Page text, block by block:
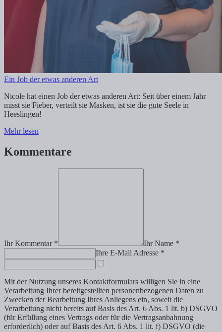
Ein Job der etwas anderen Art
Nicole hat einen Job der etwas anderen Art: Seit über einem Jahr
misst sie Fieber, verteilt sie Masken, ist sie die gute Seele in
Heeslingen!
Mehr lesen
Kommentare
Ihr Kommentar *
Ihr Name *
Ihre E-Mail Adresse *
Mit der Nutzung unseres Kontaktformulars willigen Sie in eine
Verarbeitung Ihrer bereitgestellten personenbezogenen Daten zu
Zwecken der Bearbeitung Ihres Anliegens ein, soweit die
Verarbeitung nicht bereits auf Basis des Art. 6 Abs. 1 lit. b) DSGVO
(für Erfüllung eines Vertrags oder für die Vertragsanbahnung
erforderlich) oder auf Basis des Art. 6 Abs. 1 lit. f) DSGVO (die